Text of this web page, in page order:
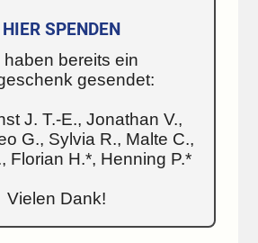
HIER SPENDEN
haben bereits ein
gesendet:
J. T.-E., Jonathan V.,
G., Sylvia R., Malte C.,
Florian H.*, Henning P.*
Vielen Dank!